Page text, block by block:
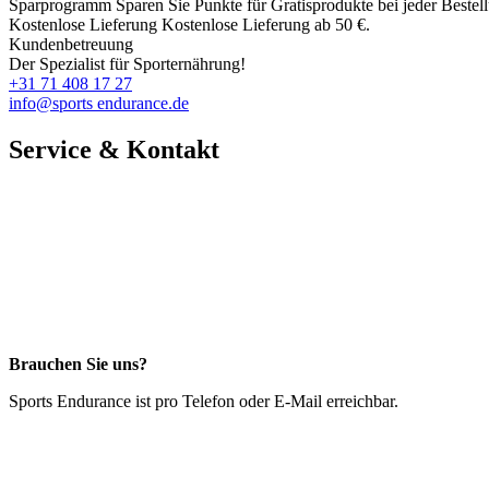
Sparprogramm Sparen Sie Punkte für Gratisprodukte bei jeder
Kostenlose Lieferung Kostenlose Lieferung ab 50 €.
Kundenbetreuung
Der Spezialist für Sporternährung!
+31 71 408 17 27
info@sports endurance.de
Service & Kontakt
Brauchen Sie uns?
Sports Endurance ist pro Telefon oder E-Mail erreichbar.